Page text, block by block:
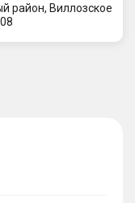
район, Виллозское